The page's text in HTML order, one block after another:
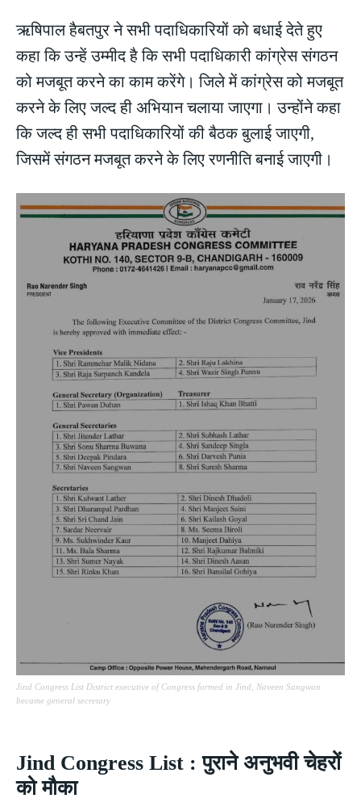
ऋषिपाल हैबतपुर ने सभी पदाधिकारियों को बधाई देते हुए
कहा कि उन्हें उम्मीद है कि सभी पदाधिकारी कांग्रेस संगठन
को मजबूत करने का काम करेंगे। जिले में कांग्रेस को मजबूत
करने के लिए जल्द ही अभियान चलाया जाएगा। उन्होंने कहा
कि जल्द ही सभी पदाधिकारियों की बैठक बुलाई जाएगी,
जिसमें संगठन मजबूत करने के लिए रणनीति बनाई जाएगी।
Jind Congress List District executive of Congress formed in Jind, Naveen Sangwan
became general secretary
Jind Congress List : पुराने अनुभवी चेहरों
को मौका